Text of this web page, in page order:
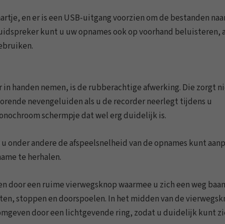
en er is een USB-uitgang voorzien om de bestanden
kunt u uw opnames ook op voorhand beluisteren,
handen nemen, is de rubberachtige afwerking. Die zorgt
nevengeluiden als u de recorder neerlegt tijdens u
schermpje dat wel erg duidelijk is.
onder andere de afspeelsnelheid van de opnames kunt
te herhalen.
door een ruime vierwegsknop waarmee u zich een weg
stoppen en doorspoelen. In het midden van de
door een lichtgevende ring, zodat u duidelijk kunt